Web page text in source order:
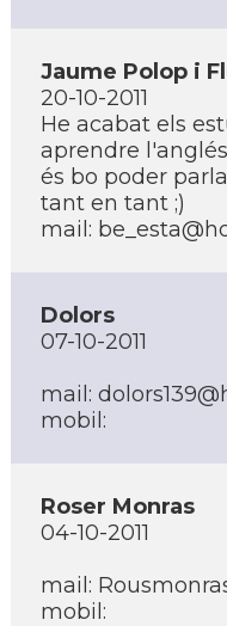
Jaume Polop i
20-10-2011
He acabat els
aprendre
és bo poder
tant en tant ;)
mail:
Dolors
07-10-2011
mail:
mobil:
Roser Monras
04-10-2011
mail:
mobil: